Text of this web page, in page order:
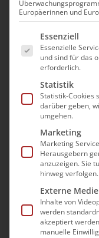
Hinweis
Es wurden
Datum
Vorherige
Europäerinnen und
Es folgt eine
Essenziell
Essenzielle
und sind für das
erforderlich.
Statistik
Statistik-Cookies
darüber geben,
umgehen.
Marketing
Marketing
Herausgebern
anzuzeigen. Sie
hinweg verfolgen.
Externe
Inhalte von
werden
akzeptiert
manuelle